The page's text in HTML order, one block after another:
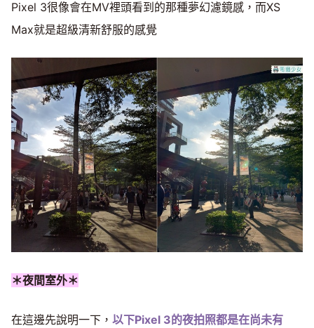
Pixel 3很像會在MV裡頭看到的那種夢幻濾鏡感，而XS
Max就是超級清新舒服的感覺
＊夜間室外＊
在這邊先說明一下， 以下Pixel 3的夜拍照都是在尚未有